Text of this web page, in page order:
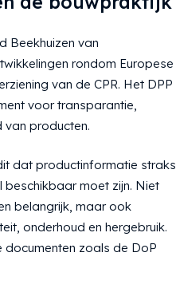
Beekhuizen van
rondom Europese
van de CPR. Het DPP
voor transparantie,
van producten.
dat productinformatie straks
moet zijn. Niet
belangrijk, maar ook
onderhoud en hergebruik.
zoals de DoP